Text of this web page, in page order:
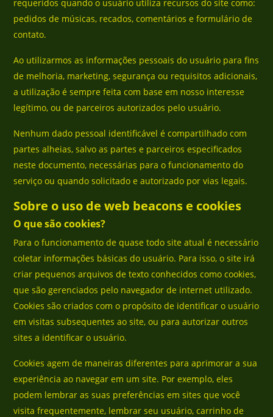
requeridos quando o usuário utiliza recursos do site como:
pedidos de músicas, recados, comentários e formulário de
contato.
Ao utilizarmos as informações pessoais do usuário para fins
de melhoria, marketing, segurança ou requisitos adicionais,
a utilização é sempre feita com base em nosso interesse
legítimo, ou de parceiros autorizados pelo usuário.
Nenhum dado pessoal identificável é compartilhado com
partes alheias, salvo as partes e parceiros especificados
neste documento, necessárias para o funcionamento do
serviço ou quando solicitado e autorizado por vias legais.
Sobre o uso de web beacons e cookies
O que são cookies?
Para o funcionamento de quase todo site atual é necessário
coletar informações básicas do usuário. Para isso, o site irá
criar pequenos arquivos de texto conhecidos como cookies,
que são gerenciados pelo navegador de internet utilizado.
Cookies são criados com o propósito de identificar o usuário
em visitas subsequentes ao site, ou para autorizar outros
sites a identificar o usuário.
Cookies agem de maneiras diferentes para aprimorar a sua
experiência ao navegar em um site. Por exemplo, eles
podem lembrar as suas preferências em sites que você
visita frequentemente, lembrar seu usuário, carrinho de